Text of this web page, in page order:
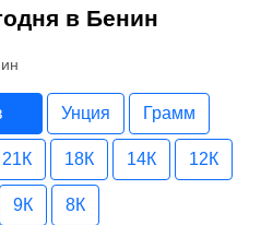
в Бенин
Унция Грамм
21К 18К 14К 12К
9К 8К